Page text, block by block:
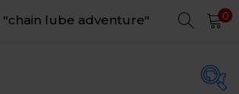
"chain lube adventure" 0
REGISTER